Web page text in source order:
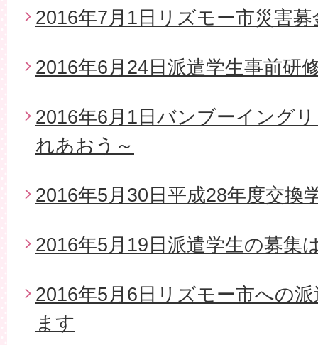
2016年7月1日リズモー市災害
2016年6月24日派遣学生事前研
2016年6月1日バンブーイング
れあおう～
2016年5月30日平成28年度交換
2016年5月19日派遣学生の募集
2016年5月6日リズモー市への
ます